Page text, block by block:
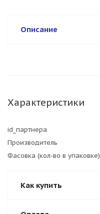
Описание
Характеристики
id_партнера
Производитель
Фасовка (кол-во в упаковке)
Как купить